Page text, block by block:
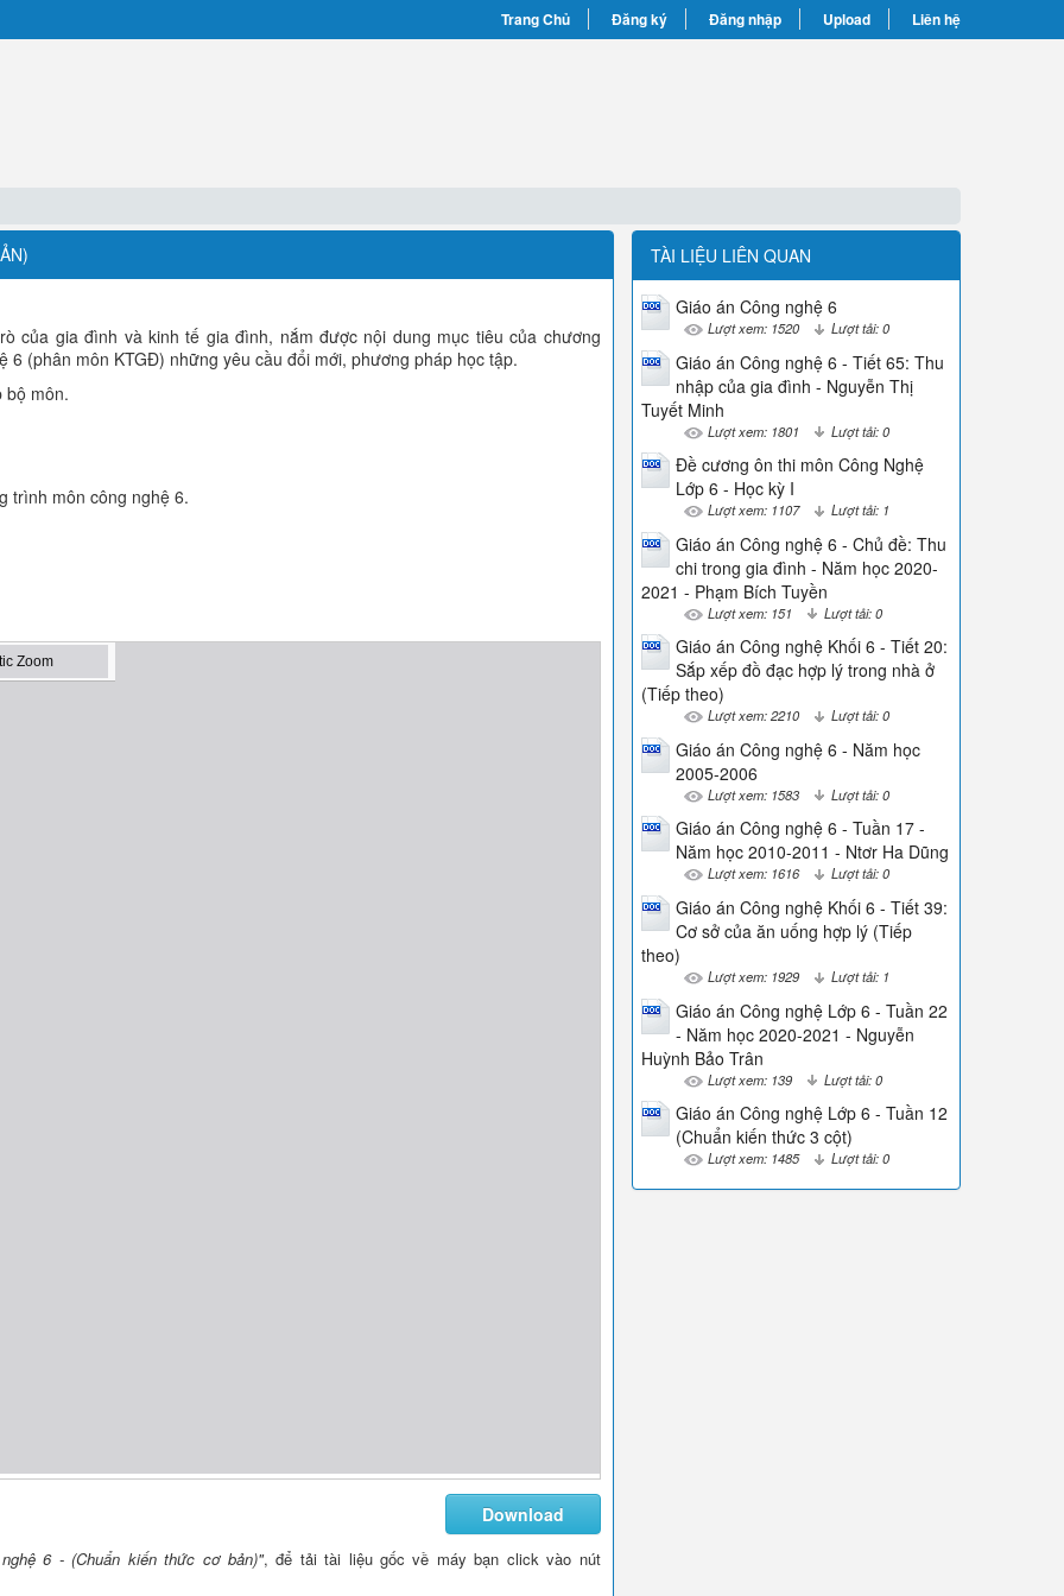
Trang Chủ Đăng ký Đăng nhập Upload Liên hệ
của gia đình và kinh tế gia đình, nắm được nội dung mục tiêu của chương
6 (phân môn KTGĐ) những yêu cầu đổi mới, phương pháp học tập.
bộ môn.
trình môn công nghệ 6.
Download
6 - (Chuẩn kiến thức cơ bản)", để tải tài liệu gốc về máy bạn click vào nút
TÀI LIỆU LIÊN QUAN
Giáo án Công nghệ 6
Lượt xem: 1520 Lượt tải: 0
Giáo án Công nghệ 6 - Tiết 65: Thu
nhập của gia đình - Nguyễn Thị
Tuyết Minh
Lượt xem: 1801 Lượt tải: 0
Đề cương ôn thi môn Công Nghệ
Lớp 6 - Học kỳ I
Lượt xem: 1107 Lượt tải: 1
Giáo án Công nghệ 6 - Chủ đề: Thu
chi trong gia đình - Năm học 2020-
2021 - Phạm Bích Tuyền
Lượt xem: 151 Lượt tải: 0
Giáo án Công nghệ Khối 6 - Tiết 20:
Sắp xếp đồ đạc hợp lý trong nhà ở
(Tiếp theo)
Lượt xem: 2210 Lượt tải: 0
Giáo án Công nghệ 6 - Năm học
2005-2006
Lượt xem: 1583 Lượt tải: 0
Giáo án Công nghệ 6 - Tuần 17 -
Năm học 2010-2011 - Ntơr Ha Dũng
Lượt xem: 1616 Lượt tải: 0
Giáo án Công nghệ Khối 6 - Tiết 39:
Cơ sở của ăn uống hợp lý (Tiếp
theo)
Lượt xem: 1929 Lượt tải: 1
Giáo án Công nghệ Lớp 6 - Tuần 22
- Năm học 2020-2021 - Nguyễn
Huỳnh Bảo Trân
Lượt xem: 139 Lượt tải: 0
Giáo án Công nghệ Lớp 6 - Tuần 12
(Chuẩn kiến thức 3 cột)
Lượt xem: 1485 Lượt tải: 0